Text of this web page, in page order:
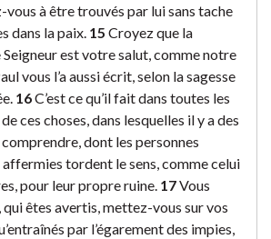
vous à être trouvés par lui sans tache
dans la paix. 15 Croyez que la
est votre salut, comme notre
vous l’a aussi écrit, selon la sagesse
16C’est ce qu’il fait dans toutes les
ces choses, dans lesquelles il y a des
dont les personnes
tordent le sens, comme celui
pour leur propre ruine. 17Vous
êtes avertis, mettez-vous sur vos
par l’égarement des impies,